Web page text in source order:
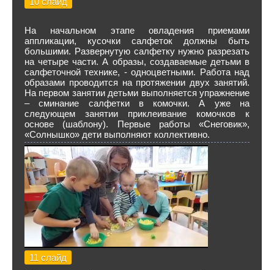
На начальном этапе овладения приемами
аппликации, кусочки салфеток должны быть
большими. Развернутую салфетку нужно разрезать
на четыре части. А образы, создаваемые детьми в
салфеточной технике, - одноцветными. Работа над
образами проводится на протяжении двух занятий.
На первом занятии детьми выполняется упражнение
– сминание салфетки в комочки. А уже на
следующем занятии приклеивание комочков к
основе (шаблону). Первые работы «Снеговик»,
«Солнышко» дети выполняют коллективно.
11 слайд